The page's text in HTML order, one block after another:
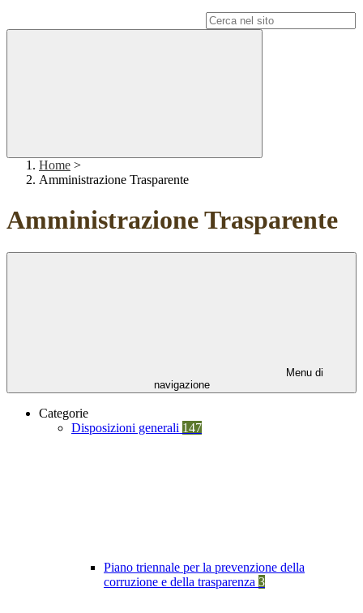
Home >
Amministrazione Trasparente
Amministrazione Trasparente
Menu di
navigazione
Categorie
Disposizioni generali 147
Piano triennale per la prevenzione della
corruzione e della trasparenza 3